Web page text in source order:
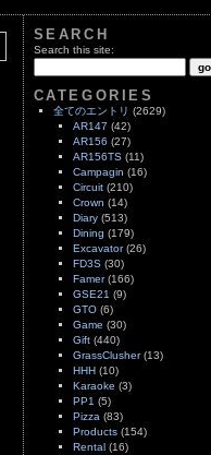
SEARCH
Search this site:
CATEGORIES
全てのエントリ (2629)
AR147 (42)
AR156 (27)
AR156TS(11)
Campagin (16)
Circuit(210)
Crown (14)
Diary(513)
Dining (179)
Excavator(26)
FD3S(30)
Famer(166)
GSE21 (9)
GTO(6)
Game (30)
Gift(440)
GrassClusher(13)
HHH(10)
Karaoke (3)
PP1 (5)
Pizza (83)
Products(154)
Rental(16)